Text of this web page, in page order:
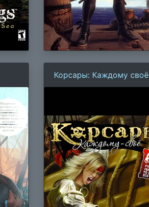
Корсары: Каждому своё